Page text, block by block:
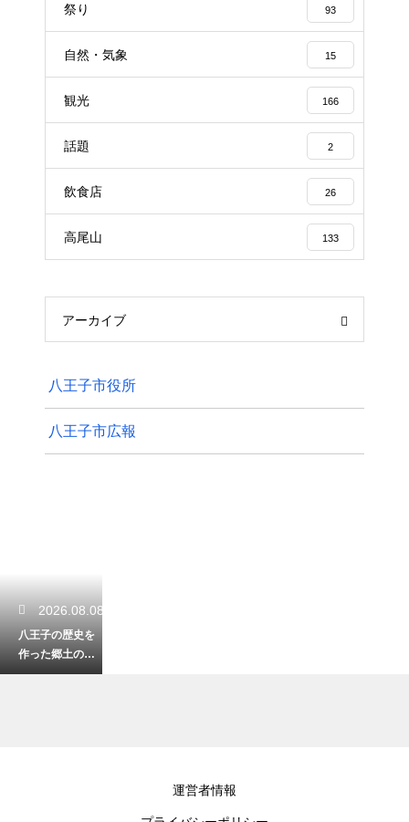
祭り 93
自然・気象 15
観光 166
話題 2
飲食店 26
高尾山 133
アーカイブ
八王子市役所
八王子市広報
2026.08.08
八王子の歴史を
作った郷土の偉
人の一覧を紹
運営者情報